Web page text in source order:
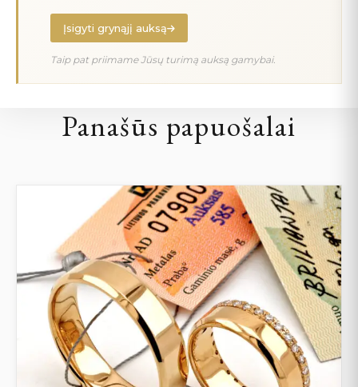
Įsigyti grynąjį auksą
Taip pat priimame Jūsų turimą auksą gamybai.
Panašūs papuošalai